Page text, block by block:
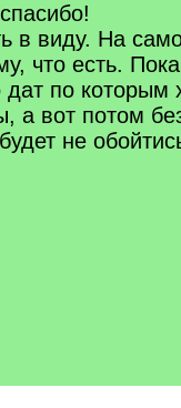
в виду. На
что есть.
дат по которым
а вот потом
не